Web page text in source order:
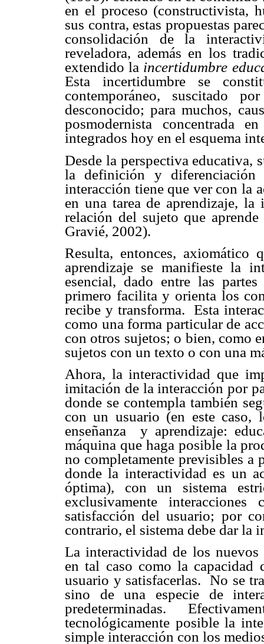
en el proceso (constructivista,
sus contra, estas propuestas
consolidación de la
reveladora, además en los
extendido la incertidumbre
Esta incertidumbre se
contemporáneo, suscitado
desconocido; para muchos,
posmodernista concentrada
integrados hoy en el esquema
Desde la perspectiva educativa,
la definición y diferenciación
interacción tiene que ver con la
en una tarea de aprendizaje,
relación del sujeto que aprende
Gravié, 2002).
Resulta, entonces, axiomático
aprendizaje se manifieste la
esencial, dado entre las
primero facilita y orienta los
recibe y transforma.Esta
como una forma particular de
con otros sujetos; o bien, como
sujetos con un texto o con una
Ahora, la interactividad que
imitación de la interacción por
donde se contempla también
con un usuario (en este caso,
enseñanza y aprendizaje:
máquina que haga posible la
no completamente previsibles a
donde la interactividad es un
óptima), con un sistema
exclusivamente
satisfacción del usuario; por
contrario, el sistema debe dar la
La interactividad de los nuevos
en tal caso como la capacidad
usuario y satisfacerlas. No se
sino de una especie de
predeterminadas.
tecnológicamente posible la
simple interacción con los